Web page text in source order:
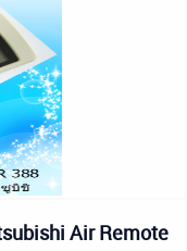
Air Remote